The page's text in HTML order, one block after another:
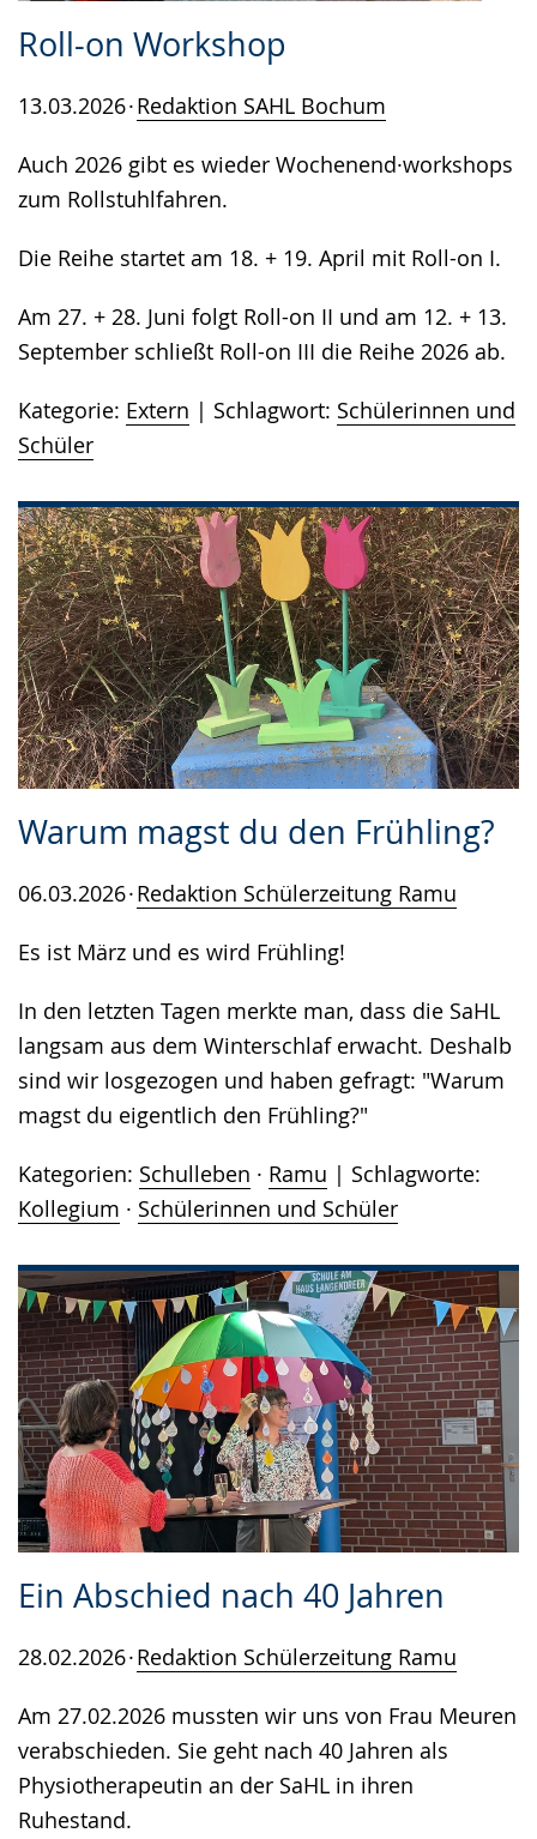
Roll-on Workshop
13.03.2026 Redaktion SAHL Bochum
Auch 2026 gibt es wieder Wochenend·workshops
zum Rollstuhlfahren.
Die Reihe startet am 18. + 19. April mit Roll-on I.
Am 27. + 28. Juni folgt Roll-on II und am 12. + 13.
September schließt Roll-on III die Reihe 2026 ab.
Kategorie: Extern Schlagwort: Schülerinnen und
Schüler
Warum magst du den Frühling?
06.03.2026 Redaktion Schülerzeitung Ramu
Es ist März und es wird Frühling!
In den letzten Tagen merkte man, dass die SaHL
langsam aus dem Winterschlaf erwacht. Deshalb
sind wir losgezogen und haben gefragt: "Warum
magst du eigentlich den Frühling?"
Kategorien: Schulleben · Ramu
Schlagworte:
Kollegium · Schülerinnen und Schüler
Ein Abschied nach 40 Jahren
28.02.2026 Redaktion Schülerzeitung Ramu
Am 27.02.2026 mussten wir uns von Frau Meuren
verabschieden. Sie geht nach 40 Jahren als
Physiotherapeutin an der SaHL in ihren
Ruhestand.